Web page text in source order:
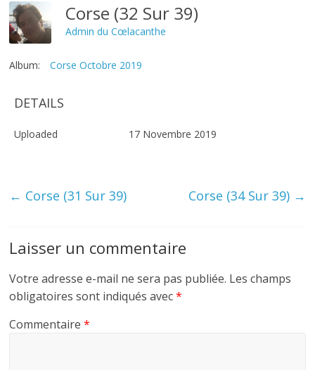
Corse (32 Sur 39)
Admin du Cœlacanthe
Album: Corse Octobre 2019
DETAILS
Uploaded 17 Novembre 2019
← Corse (31 Sur 39) Corse (34 Sur 39) →
Laisser un commentaire
Votre adresse e-mail ne sera pas publiée. Les champs
obligatoires sont indiqués avec*
Commentaire*